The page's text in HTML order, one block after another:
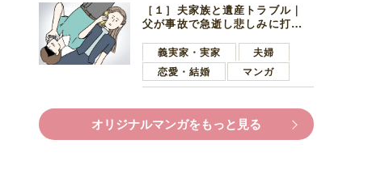
［１］夫家族と遺産トラブル｜
父が事故で急逝し悲しみに打ち
ます夫
義実家・実家
夫婦
恋愛・結婚
マンガ
オリジナルマンガをもっと見る